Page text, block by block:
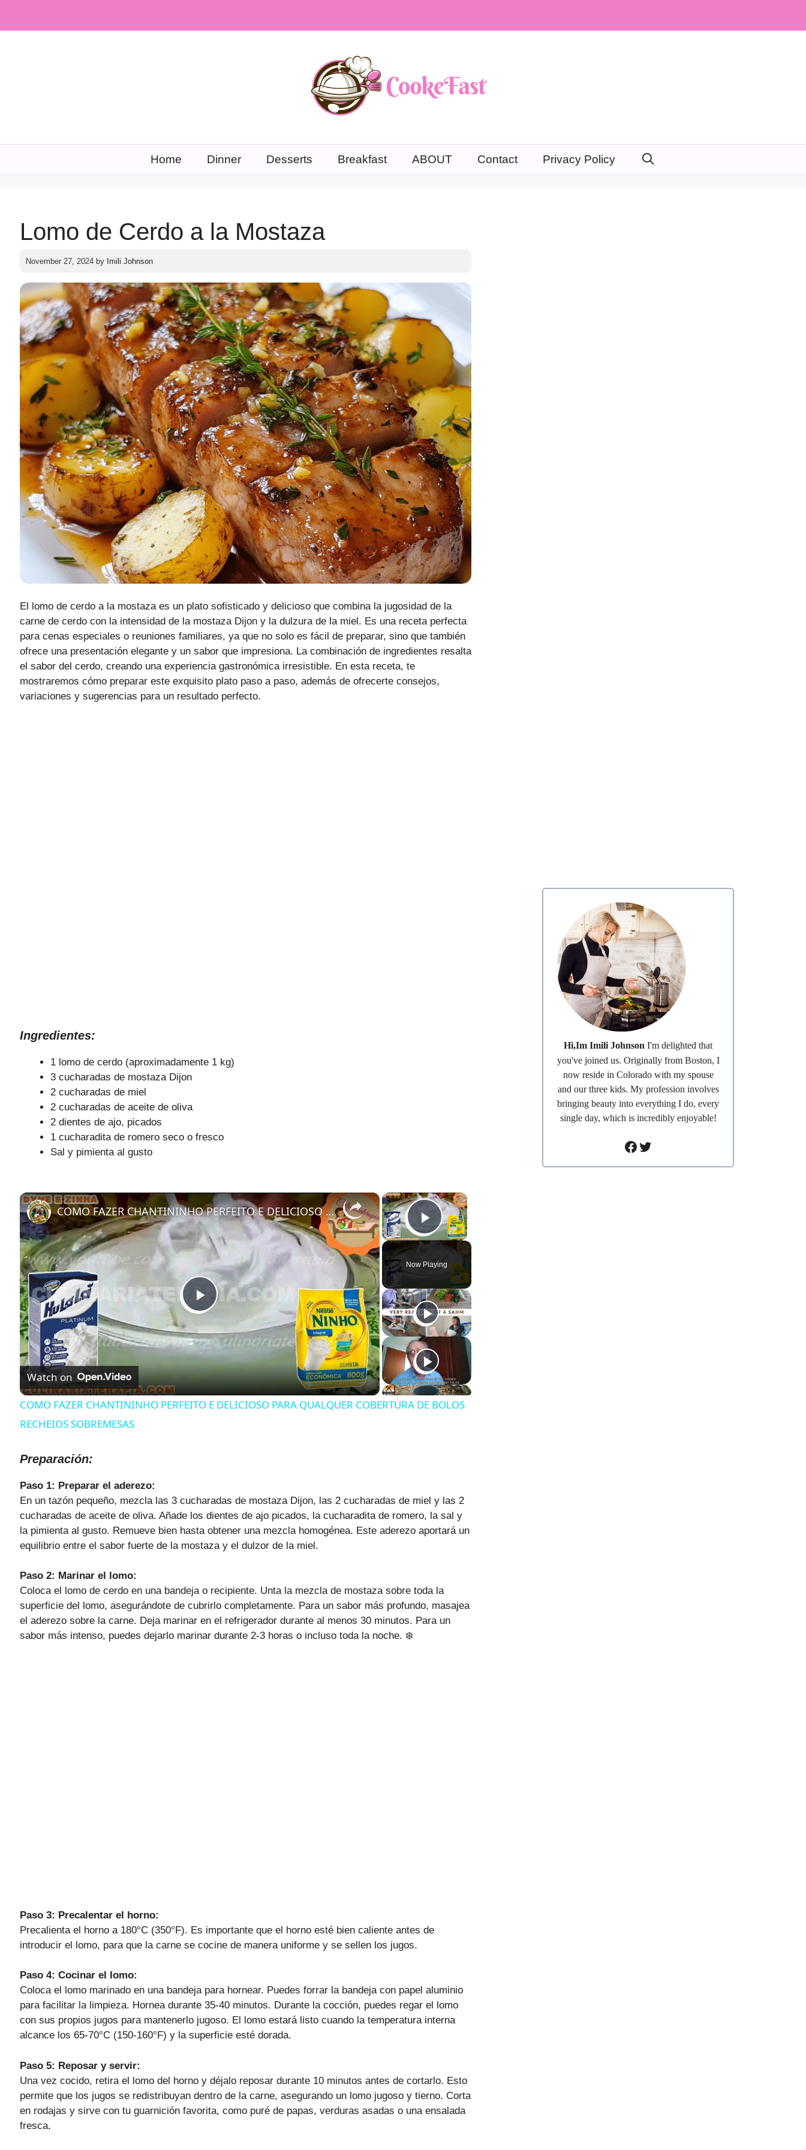
Home Dinner Desserts Breakfast ABOUT Contact Privacy Policy
Lomo de Cerdo a la Mostaza
November 27, 2024 by Imili Johnson
El lomo de cerdo a la mostaza es un plato sofisticado y delicioso que combina la jugosidad de la
carne de cerdo con la intensidad de la mostaza Dijon y la dulzura de la miel. Es una receta perfecta
para cenas especiales o reuniones familiares, ya que no solo es fácil de preparar, sino que también
ofrece una presentación elegante y un sabor que impresiona. La combinación de ingredientes resalta
el sabor del cerdo, creando una experiencia gastronómica irresistible. En esta receta, te
mostraremos cómo preparar este exquisito plato paso a paso, además de ofrecerte consejos,
variaciones y sugerencias para un resultado perfecto.
Ingredientes:
1 lomo de cerdo (aproximadamente 1 kg)
3 cucharadas de mostaza Dijon
2 cucharadas de miel
2 cucharadas de aceite de oliva
2 dientes de ajo, picados
1 cucharadita de romero seco o fresco
Sal y pimienta al gusto
×
Play Video
Now Playing
×
P
l
a
d
o
COMO FAZER CHANTININHO PERFEITO E DELICIOSO PARA QUALQUER COBERTURA DE BOLOS RECHEIOS SOBREMESAS
Watch on
COMO FAZER CHANTININHO PERFEITO E DELICIOSO PARA QUALQUER COBERTURA DE BOLOS
RECHEIOS SOBREMESAS
Preparación:
Paso 1: Preparar el aderezo:
En un tazón pequeño, mezcla las 3 cucharadas de mostaza Dijon, las 2 cucharadas de miel y las 2
cucharadas de aceite de oliva. Añade los dientes de ajo picados, la cucharadita de romero, la sal y
la pimienta al gusto. Remueve bien hasta obtener una mezcla homogénea. Este aderezo aportará un
equilibrio entre el sabor fuerte de la mostaza y el dulzor de la miel.
Paso 2: Marinar el lomo:
Coloca el lomo de cerdo en una bandeja o recipiente. Unta la mezcla de mostaza sobre toda la
superficie del lomo, asegurándote de cubrirlo completamente. Para un sabor más profundo, masajea
el aderezo sobre la carne. Deja marinar en el refrigerador durante al menos 30 minutos. Para un
sabor más intenso, puedes dejarlo marinar durante 2-3 horas o incluso toda la noche. ❄️
Paso 3: Precalentar el horno:
Precalienta el horno a 180°C (350°F). Es importante que el horno esté bien caliente antes de
introducir el lomo, para que la carne se cocine de manera uniforme y se sellen los jugos.
Paso 4: Cocinar el lomo:
Coloca el lomo marinado en una bandeja para hornear. Puedes forrar la bandeja con papel aluminio
para facilitar la limpieza. Hornea durante 35-40 minutos. Durante la cocción, puedes regar el lomo
con sus propios jugos para mantenerlo jugoso. El lomo estará listo cuando la temperatura interna
alcance los 65-70°C (150-160°F) y la superficie esté dorada.
Paso 5: Reposar y servir:
Una vez cocido, retira el lomo del horno y déjalo reposar durante 10 minutos antes de cortarlo. Esto
permite que los jugos se redistribuyan dentro de la carne, asegurando un lomo jugoso y tierno. Corta
en rodajas y sirve con tu guarnición favorita, como puré de papas, verduras asadas o una ensalada
fresca.
Hi,Im Imili JohnsonI'm delighted that
you've joined us. Originally from Boston, I
now reside in Colorado with my spouse
and our three kids. My profession involves
bringing beauty into everything I do, every
single day, which is incredibly enjoyable!
Facebook
Twitter